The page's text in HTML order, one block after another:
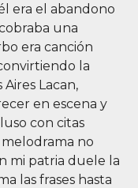
era el abandono
una
era canción
la
Lacan,
en escena y
con citas
no
mi patria duele la
las frases hasta